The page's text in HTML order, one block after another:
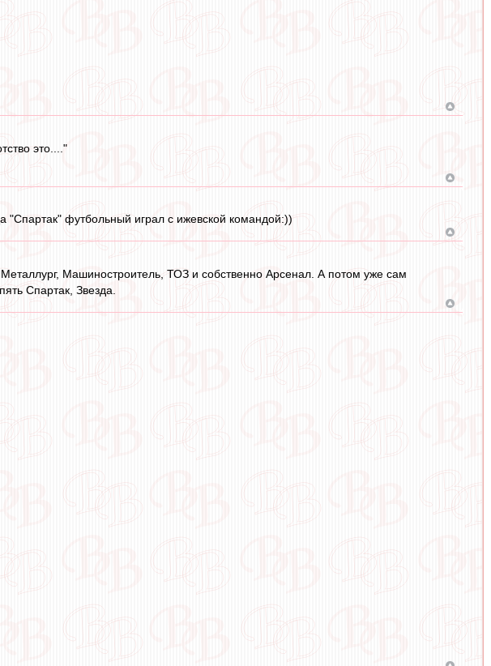
это...."
"Спартак" футбольный играл с ижевской командой:))
Машиностроитель, ТОЗ и собственно Арсенал. А потом уже сам
Спартак, Звезда.